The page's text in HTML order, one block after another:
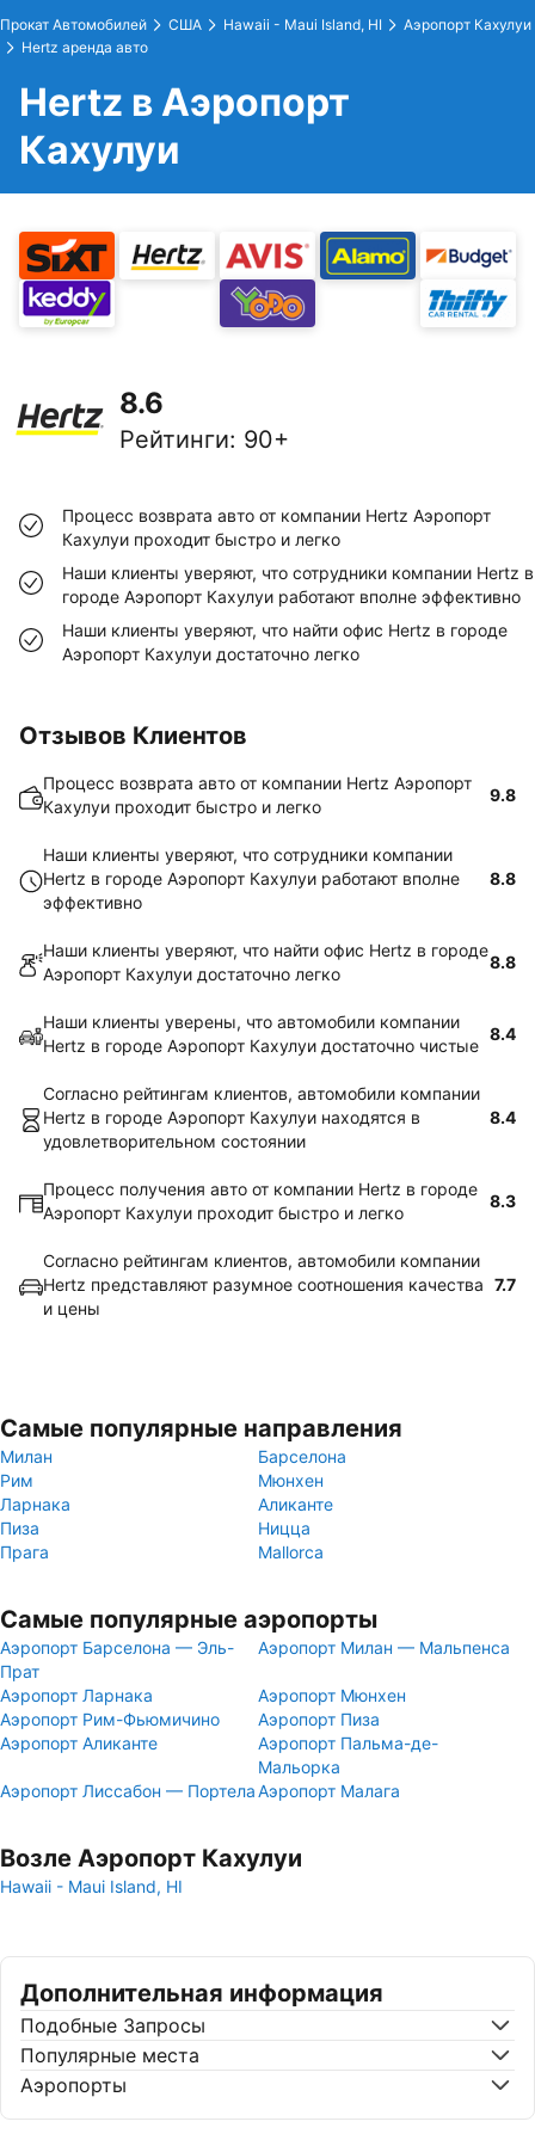
Прокат Автомобилей США Hawaii - Maui Island, HI
Аэропорт Кахулуи
Hertz аренда авто
Hertz в Аэропорт
Кахулуи
8.6
Рейтинги: 90+
Процесс возврата авто от компании Hertz Аэропорт
Кахулуи проходит быстро и легко
Наши клиенты уверяют, что сотрудники компании Hertz в
городе Аэропорт Кахулуи работают вполне эффективно
Наши клиенты уверяют, что найти офис Hertz в городе
Аэропорт Кахулуи достаточно легко
Отзывов Клиентов
Процесс возврата авто от компании Hertz Аэропорт
Кахулуи проходит быстро и легко
9.8
Наши клиенты уверяют, что сотрудники компании
Hertz в городе Аэропорт Кахулуи работают вполне
эффективно
8.8
Наши клиенты уверяют, что найти офис Hertz в городе
Аэропорт Кахулуи достаточно легко
8.8
Наши клиенты уверены, что автомобили компании
Hertz в городе Аэропорт Кахулуи достаточно чистые
8.4
Согласно рейтингам клиентов, автомобили компании
Hertz в городе Аэропорт Кахулуи находятся в
удовлетворительном состоянии
8.4
Процесс получения авто от компании Hertz в городе
Аэропорт Кахулуи проходит быстро и легко
8.3
Согласно рейтингам клиентов, автомобили компании
Hertz представляют разумное соотношения качества
и цены
7.7
Самые популярные направления
Милан
Барселона
Рим
Мюнхен
Ларнака
Аликанте
Пиза
Ницца
Прага
Mallorca
Самые популярные аэропорты
Аэропорт Барселона — Эль-
Прат
Аэропорт Милан — Мальпенса
Аэропорт Ларнака
Аэропорт Мюнхен
Аэропорт Рим-Фьюмичино
Аэропорт Пиза
Аэропорт Аликанте
Аэропорт Пальма-де-
Мальорка
Аэропорт Лиссабон — ПортелаАэропорт Малага
Возле Аэропорт Кахулуи
Hawaii - Maui Island, HI
Дополнительная информация
Подобные Запросы
Популярные места
Аэропорты